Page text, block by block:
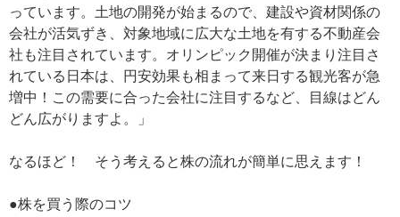
っています。土地の開発が始まるので、建設や資材関係の
会社が活気ずき、対象地域に広大な土地を有する不動産会
社も注目されています。オリンピック開催が決まり注目さ
れている日本は、円安効果も相まって来日する観光客が急
増中！この需要に合った会社に注目するなど、目線はどん
どん広がりますよ。」
なるほど！ そう考えると株の流れが簡単に思えます！
●株を買う際のコツ